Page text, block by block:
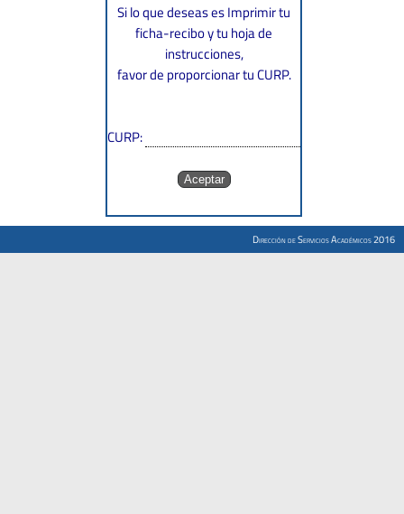
Si lo que deseas es Imprimir tu
ficha-recibo y tu hoja de
instrucciones,
favor de proporcionar tu CURP.
CURP:
Dirección de Servicios Académicos 2016